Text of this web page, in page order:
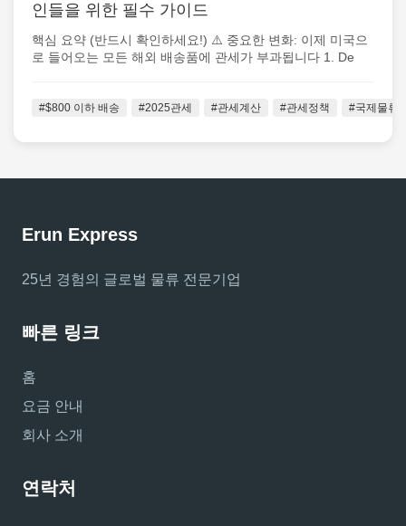
인들을 위한 필수 가이드
핵심 요약 (반드시 확인하세요!) ⚠️ 중요한 변화: 이제 미국으
로 들어오는 모든 해외 배송품에 관세가 부과됩니다 1. De
#$800 이하 배송 #2025관세 #관세계산 #관세정책 #국제물류
Erun Express
25년 경험의 글로벌 물류 전문기업
빠른 링크
홈
요금 안내
회사 소개
연락처